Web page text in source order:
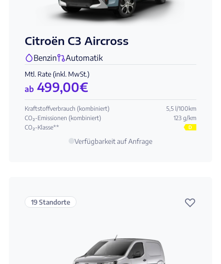
Citroën C3 Aircross
Benzin Automatik
Mtl. Rate (inkl. MwSt.)
ab 499,00€
Kraftstoffverbrauch (kombiniert)
5,5 l/100km
CO₂-Emissionen (kombiniert)
123 g/km
CO₂-Klasse**
D
Verfügbarkeit auf Anfrage
19 Standorte ♡